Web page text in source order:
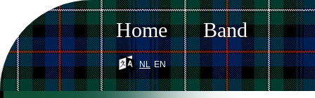
Home Band
nl en